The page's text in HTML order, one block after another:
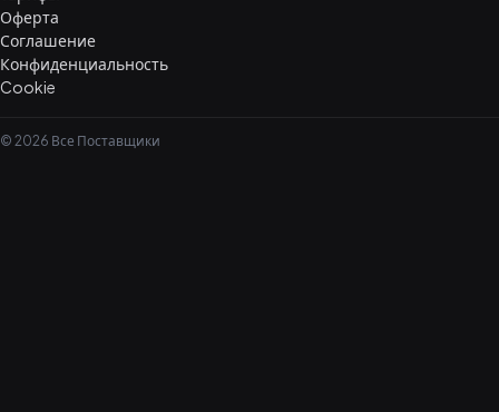
Оферта
Соглашение
Конфиденциальность
Cookie
© 2026 Все Поставщики